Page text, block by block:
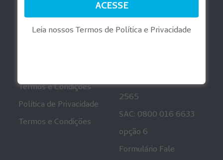
Regulatórias
Playlist Gravidez
Termos e Condições
Política de Privacidade
Termos e Condições
2565
SAC: 0800 016 6633
opção 6
Formulário Fale
Leia nossos Termos de Política e Privacidade